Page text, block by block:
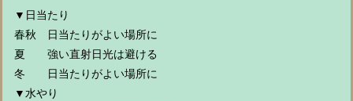
▼日当たり
春秋 日当たりがよい場所に
夏 強い直射日光は避ける
冬 日当たりがよい場所に
▼水やり